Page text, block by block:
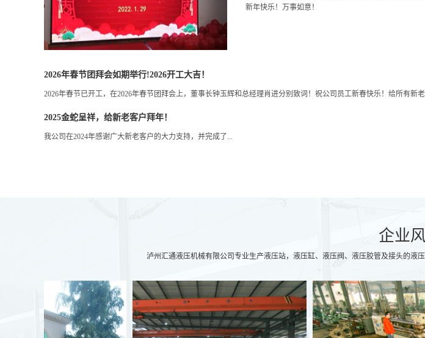
新年快乐！万事如意！
2026年春节团拜会如期举行!2026开工大吉！
2026年春节已开工，在2026年春节团拜会上，董事长钟玉辉和总经理肖进分别致词！祝公司员工新春快乐！给所有新
2025金蛇呈祥，给新老客户拜年！
我公司在2024年感谢广大新老客户的大力支持，并完成了...
企业
泸州汇通液压机械有限公司专业生产液压站，液压缸、液压阀、液压胶管及接头的液